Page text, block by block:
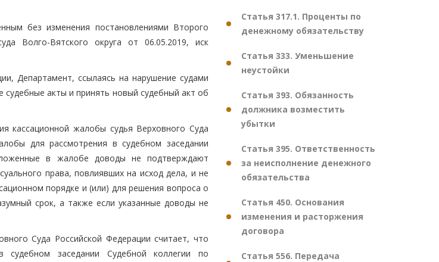
без изменения постановлениями Второго
Волго-Вятского округа от 06.05.2019, иск
Департамент, ссылаясь на нарушение судами
судебные акты и принять новый судебный акт об
кассационной жалобы судья Верховного Суда
для рассмотрения в судебном заседании
в жалобе доводы не подтверждают
права, повлиявших на исход дела, и не
порядке и (или) для решения вопроса о
срок, а также если указанные доводы не
Суда Российской Федерации считает, что
заседании Судебной коллегии по
Статья 317.1. Проценты по
денежному обязательству
Статья 333. Уменьшение
неустойки
Статья 393. Обязанность
должника возместить
убытки
Статья 395. Ответственность
за неисполнение денежного
обязательства
Статья 450. Основания
изменения и расторжения
договора
Статья 556. Передача